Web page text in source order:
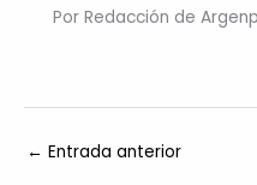
Por Redacción de
← Entrada anterior